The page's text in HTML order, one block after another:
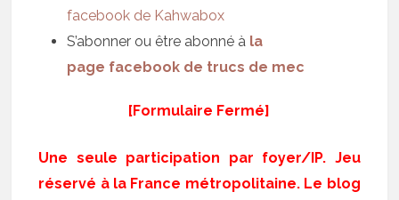
facebook de Kahwabox
S’abonner ou être abonné à la
page facebook de trucs de mec
[Formulaire Fermé]
Une seule participation par foyer/IP. Jeu
réservé à la France métropolitaine. Le blog